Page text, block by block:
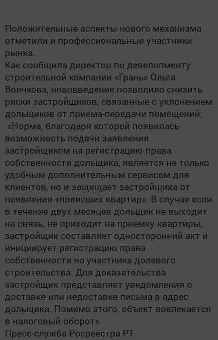
Положительные аспекты нового механизма
отметили и профессиональные участники
рынка.
Как сообщила директор по девелопменту
строительной компании «Грань» Ольга
Волчкова, нововведение позволило снизить
риски застройщиков, связанные с уклонением
дольщиков от приема-передачи помещений:
«Норма, благодаря которой появилась
возможность подачи заявления
застройщиком на регистрацию права
собственности дольщика, является не только
удобным дополнительным сервисом для
клиентов, но и защищает застройщика от
появления «повисших квартир». В случае если
в течение двух месяцев дольщик не выходит
на связь, не приходит на приемку квартиры,
застройщик составляет односторонний акт и
инициирует регистрацию права
собственности на участника долевого
строительства. Для доказательства
застройщик представляет уведомления о
доставке или недоставке письма в адрес
дольщика. Помимо этого, объект вовлекается
в налоговый оборот».
Пресс-служба Росреестра РТ